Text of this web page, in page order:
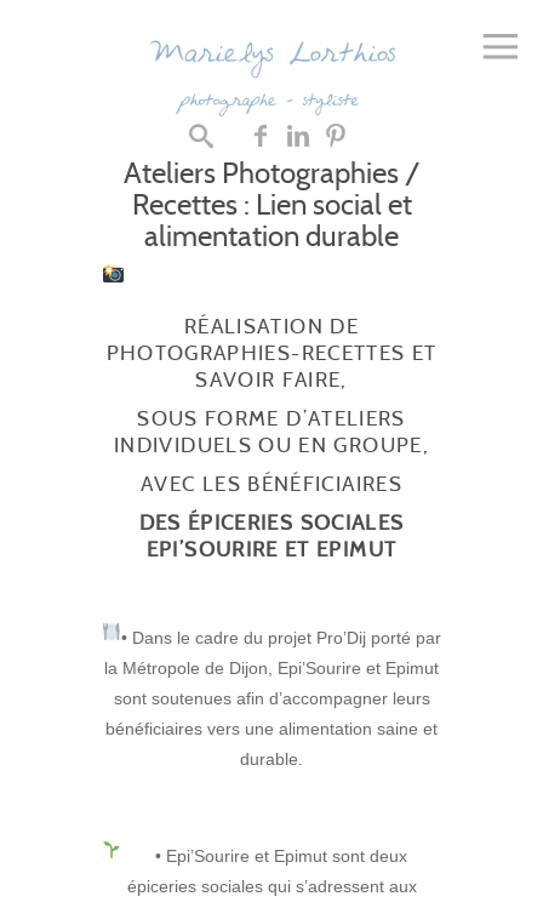
Ateliers Photographies /
Recettes : Lien social et
alimentation durable
RÉALISATION DE
PHOTOGRAPHIES-RECETTES ET
SAVOIR FAIRE,
SOUS FORME D’ATELIERS
INDIVIDUELS OU EN GROUPE,
AVEC LES BÉNÉFICIAIRES
DES ÉPICERIES SOCIALES
EPI’SOURIRE ET EPIMUT
• Dans le cadre du projet Pro’Dij porté par
la Métropole de Dijon, Epi’Sourire et Epimut
sont soutenues afin d’accompagner leurs
bénéficiaires vers une alimentation saine et
durable.
• Epi’Sourire et Epimut sont deux
épiceries sociales qui s’adressent aux